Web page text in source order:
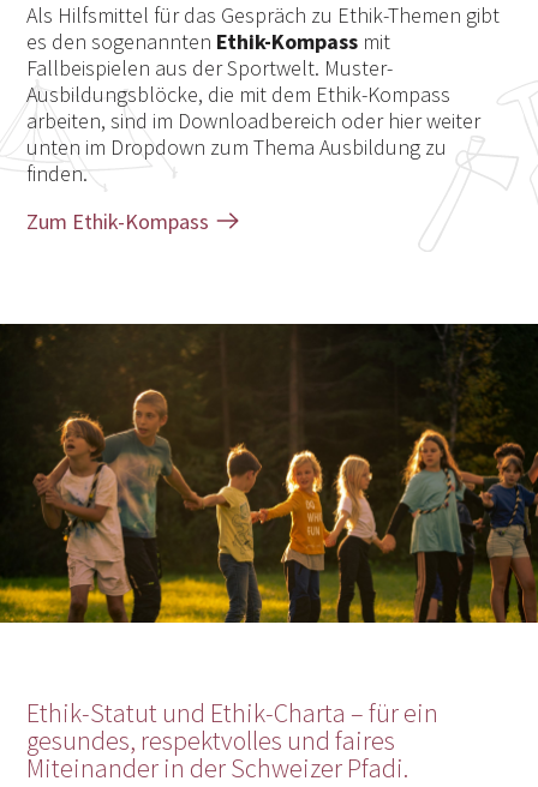
Als Hilfsmittel für das Gespräch zu Ethik-Themen gibt
es den sogenannten Ethik-Kompass mit
Fallbeispielen aus der Sportwelt. Muster-
Ausbildungsblöcke, die mit dem Ethik-Kompass
arbeiten, sind im Downloadbereich oder hier weiter
unten im Dropdown zum Thema Ausbildung zu
finden.
Zum Ethik-Kompass
Ethik-Statut und Ethik-Charta – für ein
gesundes, respektvolles und faires
Miteinander in der Schweizer Pfadi.